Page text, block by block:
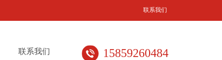
15859260484
联系我们
联系我们